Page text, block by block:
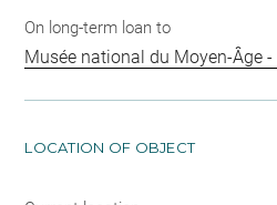
On long-term loan to
Musée national du Moyen-Âge
LOCATION OF OBJECT